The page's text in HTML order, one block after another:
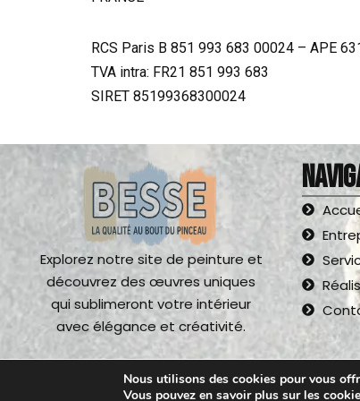
RCS Paris B 851 993 683 00024 – APE
TVA intra: FR21 851 993 683
SIRET 85199368300024
Explorez notre site de peinture et
découvrez des œuvres uniques
qui sublimeront votre intérieur
avec élégance et créativité.
Nous utilisons des cookies pour vous
Vous pouvez en savoir plus sur les